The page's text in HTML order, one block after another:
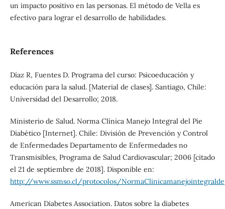
un impacto positivo en las personas. El método de Vella es
efectivo para lograr el desarrollo de habilidades.
References
Díaz R, Fuentes D. Programa del curso: Psicoeducación y
educación para la salud. [Material de clases]. Santiago, Chile:
Universidad del Desarrollo; 2018.
Ministerio de Salud. Norma Clínica Manejo Integral del Pie
Diabético [Internet]. Chile: División de Prevención y Control
de Enfermedades Departamento de Enfermedades no
Transmisibles, Programa de Salud Cardiovascular; 2006 [citado
el 21 de septiembre de 2018]. Disponible en:
http://www.ssmso.cl/protocolos/
American Diabetes Association. Datos sobre la diabetes